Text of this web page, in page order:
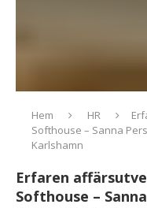
Hem HR
Softhouse – Sanna
Karlshamn
Erfaren
Softhouse –